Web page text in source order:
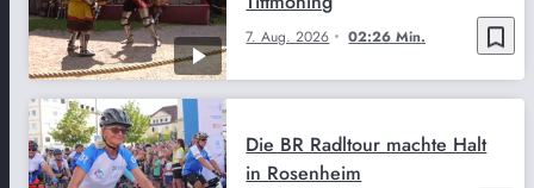
bookmark_border
7. Aug. 2026 02:26 Min.
Die BR Radltour machte Halt
in Rosenheim